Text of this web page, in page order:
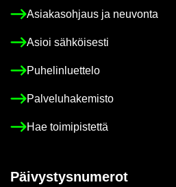
Asia­kas­oh­jaus ja neu­von­ta
Asioi säh­köi­ses­ti
Pu­he­lin­luet­te­lo
Pal­ve­lu­ha­ke­mis­to
Hae toi­mi­pis­tet­tä
Päi­vys­tys­nu­me­rot